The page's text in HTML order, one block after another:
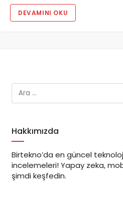
DEVAMINI OKU
Hakkımızda
Birtekno’da en güncel
incelemeleri! Yapay zeka,
şimdi keşfedin.